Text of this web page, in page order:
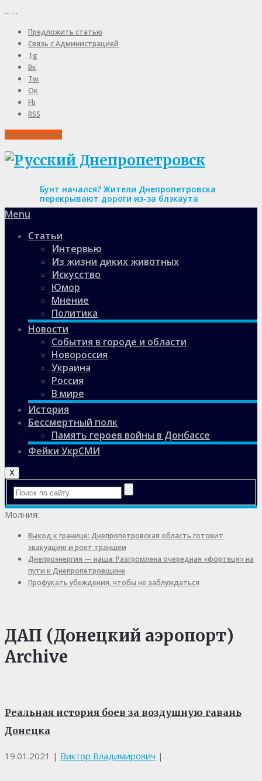
... ...
Предложить статью
Связь с Администрацией
Tg
Вк
Tw
Ок
Fb
RSS
Пожертвования
Бунт начался? Жители Днепропетровска
перекрывают дороги из-за блэкаута
Menu
Статьи
Интервью
Из жизни диких животных
Искусство
Юмор
Мнение
Политика
Новости
События в городе и области
Новороссия
Украина
Россия
В мире
История
Бессмертный полк
Память героев войны в Донбассе
Фейки УкрСМИ
X
Молния:
Выход к границе: Днепропетровская область готовит
эвакуацию и роет траншеи
Днепроэнергия — наша: Разгромлена очередная «фортеця» на
пути к Днепропетровщине
Профукать убеждения, чтобы не заблуждаться
ДАП (Донецкий аэропорт)
Archive
Реальная история боев за воздушную гавань
Донецка
19.01.2021 | Виктор Владимирович |